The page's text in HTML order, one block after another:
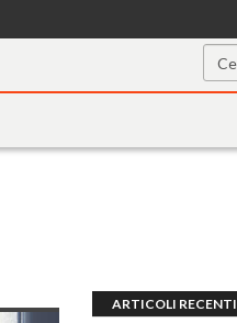
ARTICOLI RECENTI